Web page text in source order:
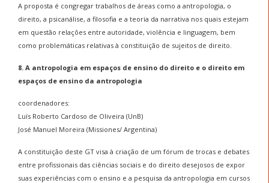
A proposta é congregar trabalhos de áreas como a antropologia, o
direito, a psicanálise, a filosofia e a teoria da narrativa nos quais estejam
em questão relações entre autoridade, violência e linguagem, bem
como problemáticas relativas à constituição de sujeitos de direito.
8. A antropologia em espaços de ensino do direito e o direito em
espaços de ensino da antropologia
coordenadores:
Luís Roberto Cardoso de Oliveira (UnB)
José Manuel Moreira (Missiones/ Argentina)
A constituição deste GT visa à criação de um fórum de trocas e debates
entre profissionais das ciências sociais e do direito desejosos de expor
suas experiências com o ensino e a pesquisa da antropologia em cursos